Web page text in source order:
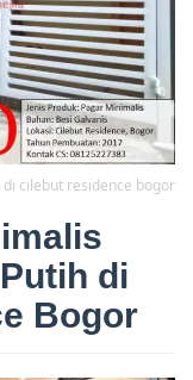
cilebut residence bogor
di
Bogor